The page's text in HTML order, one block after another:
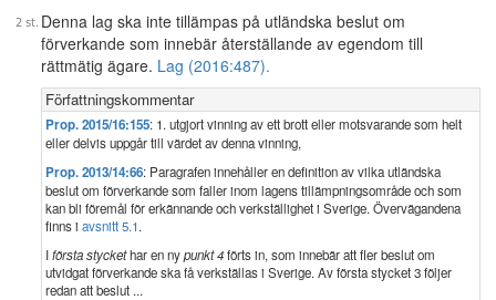
Denna lag ska inte tillämpas på utländska beslut om
förverkande som innebär återställande av egendom till
rättmätig ägare. Lag (2016:487).
Författningskommentar
Prop. 2015/16:155: 1. utgjort vinning av ett brott eller motsvarande som helt
eller delvis uppgår till värdet av denna vinning,
Prop. 2013/14:66: Paragrafen innehåller en definition av vilka utländska
beslut om förverkande som faller inom lagens tillämpningsområde och som
kan bli föremål för erkännande och verkställighet i Sverige. Övervägandena
finns i avsnitt 5.1.
Iförsta styckethar en nypunkt 4förts in, som innebär att fler beslut om
utvidgat förverkande ska få verkställas i Sverige. Av första stycket 3 följer
redan att beslut ...